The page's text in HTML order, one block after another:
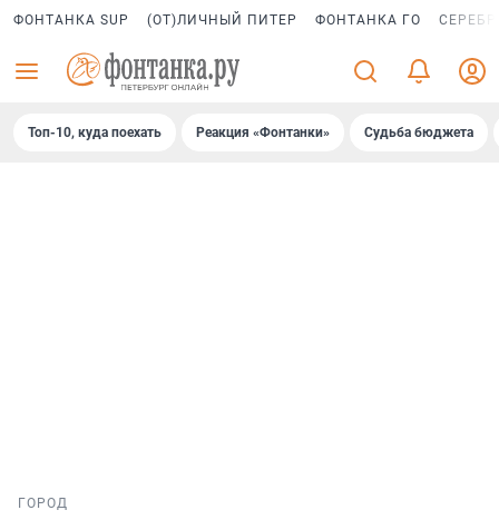
ФОНТАНКА SUP (ОТ)ЛИЧНЫЙ ПИТЕР ФОНТАНКА ГО
Топ-10, куда поехать Реакция «Фонтанки» Судьба бюджета
ГОРОД